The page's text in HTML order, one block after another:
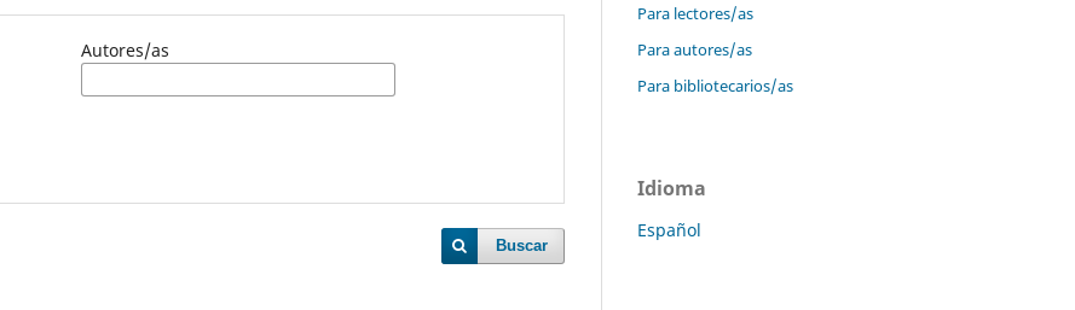
Autores/as
Buscar
Para lectores/as
Para autores/as
Para bibliotecarios/as
Idioma
Español